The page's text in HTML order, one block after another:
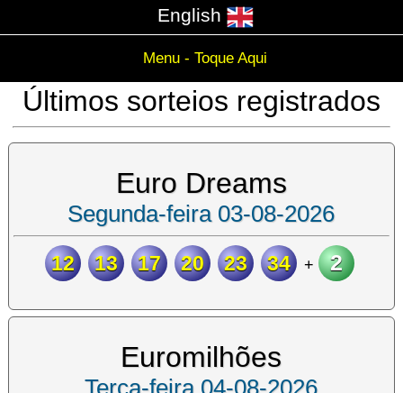
English
Menu - Toque Aqui
Últimos sorteios registrados
Euro Dreams
Segunda-feira 03-08-2026
12 13 17 20 23 34 + 2
Euromilhões